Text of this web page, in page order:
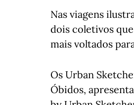
Nas viagens
dois coletivos
mais voltados
Os Urban
Óbidos,